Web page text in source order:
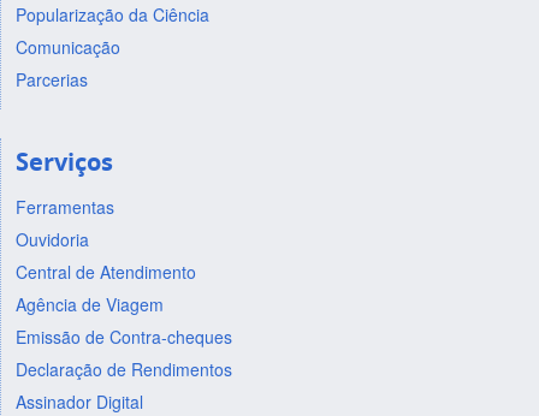
Popularização da Ciência
Comunicação
Parcerias
Serviços
Ferramentas
Ouvidoria
Central de Atendimento
Agência de Viagem
Emissão de Contra-cheques
Declaração de Rendimentos
Assinador Digital